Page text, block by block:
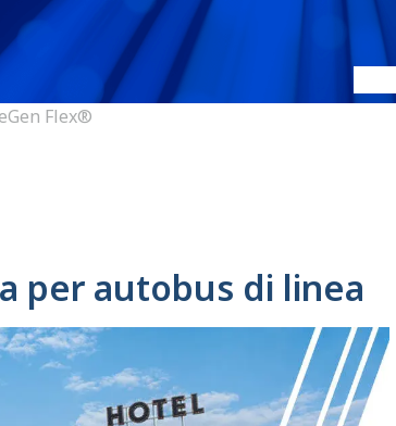
Flex®
per autobus di linea